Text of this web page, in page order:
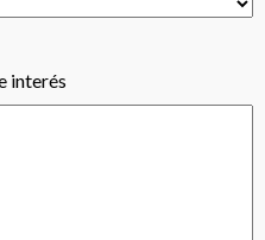
interés